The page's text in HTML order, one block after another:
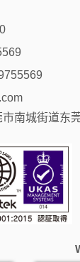
南城街道东